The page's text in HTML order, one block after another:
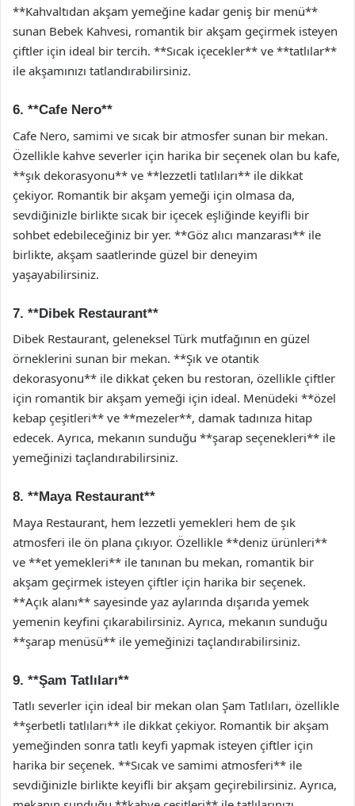
**Kahvaltıdan akşam yemeğine kadar geniş bir menü**
sunan Bebek Kahvesi, romantik bir akşam geçirmek isteyen
çiftler için ideal bir tercih. **Sıcak içecekler** ve **tatlılar**
ile akşamınızı tatlandırabilirsiniz.
6. **Cafe Nero**
Cafe Nero, samimi ve sıcak bir atmosfer sunan bir mekan.
Özellikle kahve severler için harika bir seçenek olan bu kafe,
**şık dekorasyonu** ve **lezzetli tatlıları** ile dikkat
çekiyor. Romantik bir akşam yemeği için olmasa da,
sevdiğinizle birlikte sıcak bir içecek eşliğinde keyifli bir
sohbet edebileceğiniz bir yer. **Göz alıcı manzarası** ile
birlikte, akşam saatlerinde güzel bir deneyim
yaşayabilirsiniz.
7. **Dibek Restaurant**
Dibek Restaurant, geleneksel Türk mutfağının en güzel
örneklerini sunan bir mekan. **Şık ve otantik
dekorasyonu** ile dikkat çeken bu restoran, özellikle çiftler
için romantik bir akşam yemeği için ideal. Menüdeki **özel
kebap çeşitleri** ve **mezeler**, damak tadınıza hitap
edecek. Ayrıca, mekanın sunduğu **şarap seçenekleri** ile
yemeğinizi taçlandırabilirsiniz.
8. **Maya Restaurant**
Maya Restaurant, hem lezzetli yemekleri hem de şık
atmosferi ile ön plana çıkıyor. Özellikle **deniz ürünleri**
ve **et yemekleri** ile tanınan bu mekan, romantik bir
akşam geçirmek isteyen çiftler için harika bir seçenek.
**Açık alanı** sayesinde yaz aylarında dışarıda yemek
yemenin keyfini çıkarabilirsiniz. Ayrıca, mekanın sunduğu
**şarap menüsü** ile yemeğinizi taçlandırabilirsiniz.
9. **Şam Tatlıları**
Tatlı severler için ideal bir mekan olan Şam Tatlıları, özellikle
**şerbetli tatlıları** ile dikkat çekiyor. Romantik bir akşam
yemeğinden sonra tatlı keyfi yapmak isteyen çiftler için
harika bir seçenek. **Sıcak ve samimi atmosferi** ile
sevdiğinizle birlikte keyifli bir akşam geçirebilirsiniz. Ayrıca,